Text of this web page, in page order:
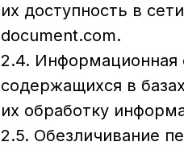
их доступность в
document.com.
2.4. Информационная
содержащихся в
их обработку
2.5. Обезличивание